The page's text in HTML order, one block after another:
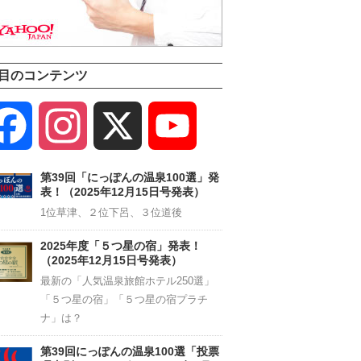
のコンテンツ
Facebook Instagram
Channel
第39回「にっぽんの温泉100選」発
表！（2025年12月15日号発表）
1位草津、２位下呂、３位道後
2025年度「５つ星の宿」発表！
（2025年12月15日号発表）
最新の「人気温泉旅館ホテル250選」
「５つ星の宿」「５つ星の宿プラチ
ナ」は？
第39回にっぽんの温泉100選「投票